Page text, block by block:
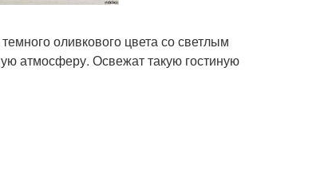
оливкового цвета со светлым
атмосферу. Освежат такую гостиную